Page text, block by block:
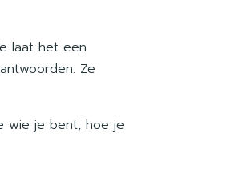
laat het een
Ze
wie je bent, hoe je